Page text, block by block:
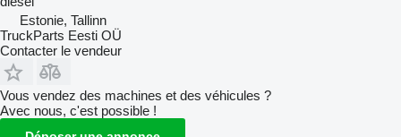
Estonie, Tallinn
TruckParts Eesti OÜ
Contacter le vendeur
Vous vendez des machines et des véhicules ?
Avec nous, c'est possible !